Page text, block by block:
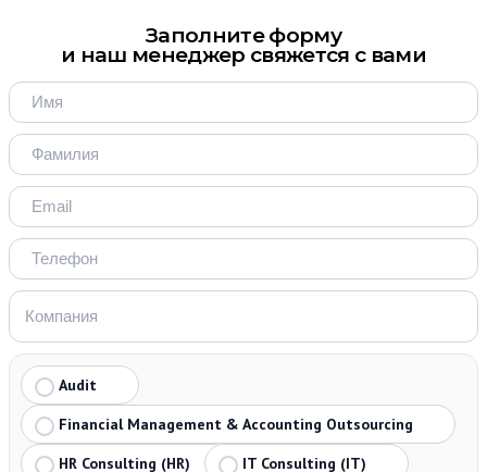
Заполните форму
и наш менеджер свяжется с вами
Audit
Financial Management & Accounting Outsourcing
HR Consulting (HR)
IT Consulting (IT)